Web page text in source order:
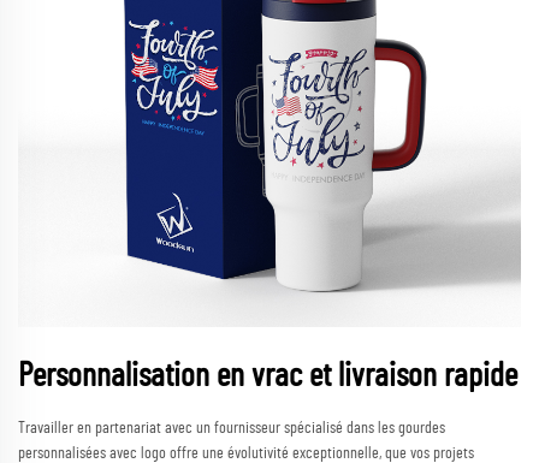
Personnalisation en vrac et livraison rapide
Travailler en partenariat avec un fournisseur spécialisé dans les gourdes
personnalisées avec logo offre une évolutivité exceptionnelle, que vos projets